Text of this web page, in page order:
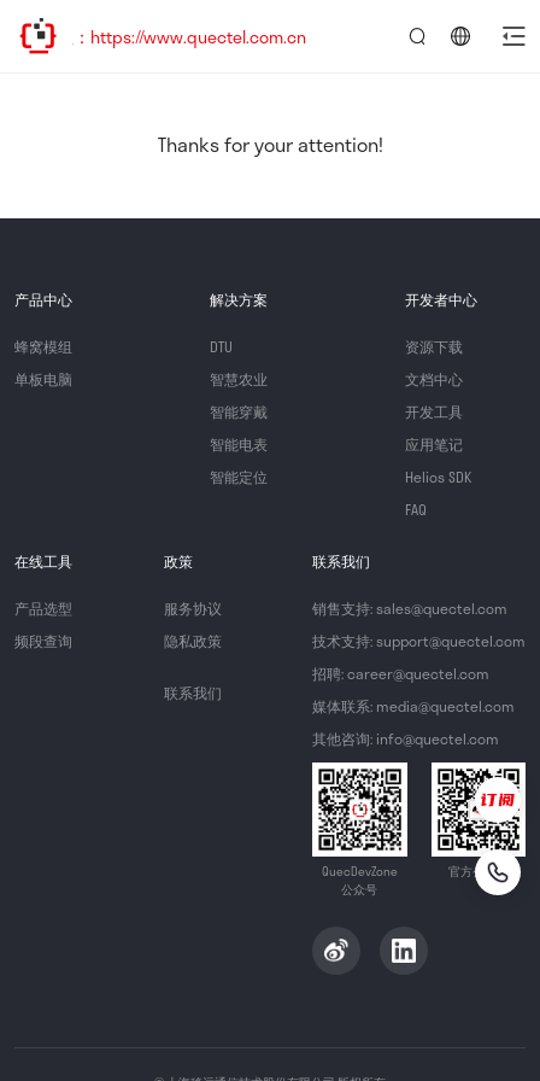
问新址：https://www.quectel.com.cn
Thanks for your attention!
产品中心
蜂窝模组
单板电脑
解决方案
DTU
智慧农业
智能穿戴
智能电表
智能定位
开发者中心
资源下载
文档中心
开发工具
应用笔记
Helios SDK
FAQ
在线工具
产品选型
频段查询
政策
服务协议
隐私政策
联系我们
联系我们
销售支持: sales@quectel.com
技术支持: support@quectel.com
招聘: career@quectel.com
媒体联系: media@quectel.com
其他咨询: info@quectel.com
QuecDevZone
公众号
官方公众号